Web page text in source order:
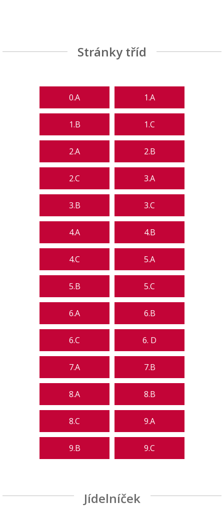
Stránky tříd
0.A 1.A
1.B 1.C
2.A 2.B
2.C 3.A
3.B 3.C
4.A 4.B
4.C 5.A
5.B 5.C
6.A 6.B
6.C 6. D
7.A 7.B
8.A 8.B
8.C 9.A
9.B 9.C
Jídelníček